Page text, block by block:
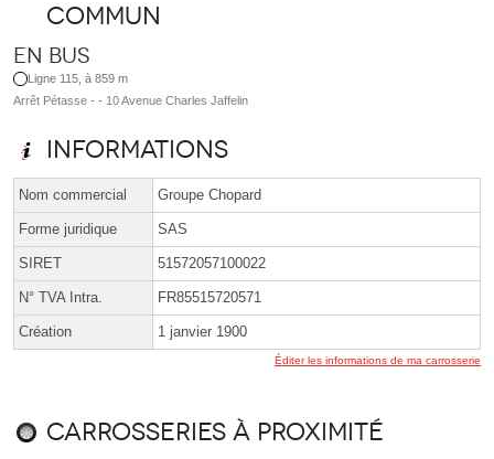
commun
En bus
Ligne 115, à 859 m
Arrêt Pétasse - - 10 Avenue Charles Jaffelin
Informations
Nom commercial Groupe Chopard
Forme juridique SAS
SIRET 51572057100022
N° TVA Intra. FR85515720571
Création 1 janvier 1900
Éditer les informations de ma carrosserie
Carrosseries à proximité